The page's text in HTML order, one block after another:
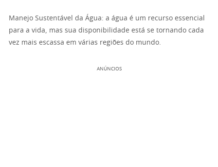
Manejo Sustentável da Água: a água é um recurso essencial
para a vida, mas sua disponibilidade está se tornando cada
vez mais escassa em várias regiões do mundo.
ANÚNCIOS